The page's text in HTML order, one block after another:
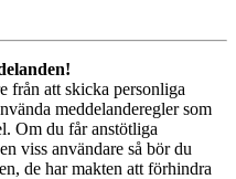
från att skicka personliga
meddelanderegler som
Om du får anstötliga
viss användare så bör du
de har makten att förhindra